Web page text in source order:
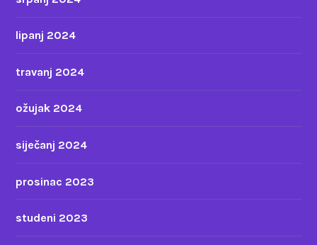
lipanj 2024
travanj 2024
ožujak 2024
siječanj 2024
prosinac 2023
studeni 2023